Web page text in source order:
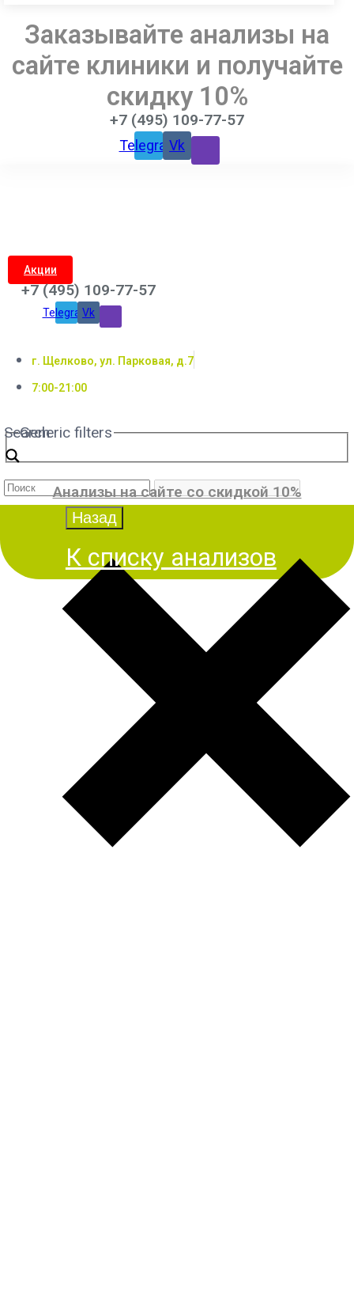
Заказывайте анализы на
сайте клиники и получайте
скидку 10%
+7 (495) 109-77-57
TelegramVk
Акции
+7 (495) 109-77-57
TelegramVk
г. Щелково, ул. Парковая, д.7
7:00-21:00
Search
Generic filters
Анализы на сайте со скидкой 10%
К списку анализов